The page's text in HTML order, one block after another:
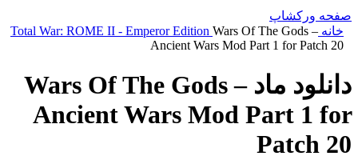
صفحه ورکشاپ
خانه
Total War: ROME II - Emperor Edition Wars Of The Gods –
Ancient Wars Mod Part 1 for Patch 20
دانلود ماد Wars Of The Gods –
Ancient Wars Mod Part 1 for
Patch 20